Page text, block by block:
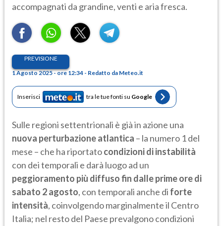
accompagnati da grandine, venti e aria fresca.
PREVISIONE
1 Agosto 2025 - ore 12:34 - Redatto da Meteo.it
Inserisci tra le tue fonti su Google
Sulle regioni settentrionali è già in azione una
nuova perturbazione atlantica – la numero 1 del
mese – che ha riportatocondizioni di instabilità
con dei temporali e darà luogo ad un
peggioramento più diffuso fin dalle prime ore di
sabato 2 agosto, con temporali anche di forte
intensità, coinvolgendo marginalmente il Centro
Italia; nel resto del Paese prevalgono condizioni